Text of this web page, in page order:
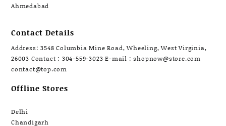
Ahmedabad
Contact Details
Address: 3548 Columbia Mine Road, Wheeling, West Virginia,
26003 Contact : 304-559-3023 E-mail : shopnow@store.com
contact@top.com
Offline Stores
Delhi
Chandigarh